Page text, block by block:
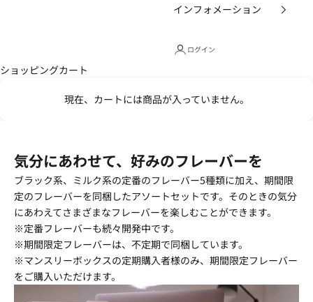
インフォメーション
ログイン
ショッピングカート
現在、カートには商品が入っていません。
気分にあわせて、好みのフレーバーを
ブラック系、ミルク系の定番のフレーバー5種類に加え、期間限
定のフレーバーを同梱したアソートセットです。そのときの気分
にあわえてさまざまなフレーバーを楽しむことができます。
※定番フレーバーも続々開発中です。
※期間限定フレーバーは、不定期で同梱しています。
※マンスリーボックスの定期購入者様のみ、期間限定フレーバー
をご購入いただけます。